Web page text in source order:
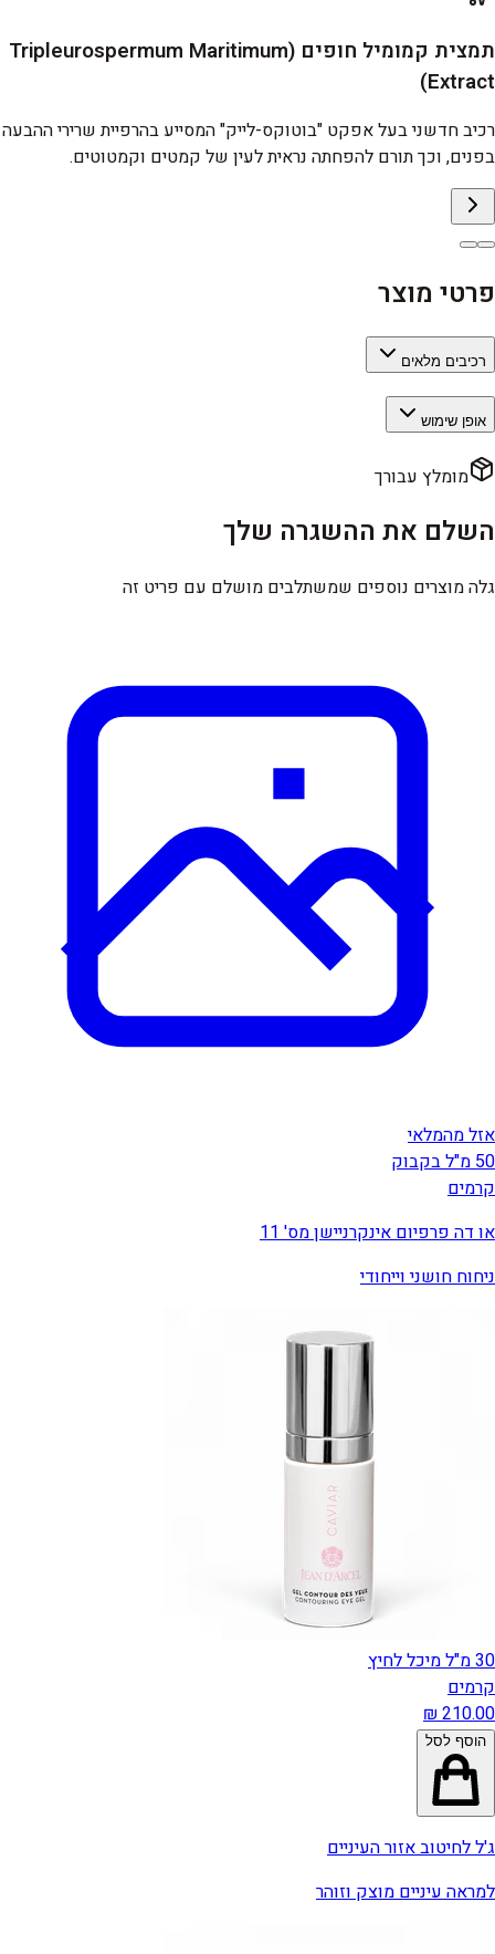
תמצית קמומיל חופים (Tripleurospermum Maritimum
Extract)
רכיב חדשני בעל אפקט "בוטוקס-לייק" המסייע בהרפיית שרירי ההבעה
בפנים, וכך תורם להפחתה נראית לעין של קמטים וקמטוטים.
פרטי מוצר
רכיבים מלאים
אופן שימוש
מומלץ עבורך
השלם את ההשגרה שלך
גלה מוצרים נוספים שמשתלבים מושלם עם פריט זה
אזל מהמלאי
50 מ"ל בקבוק
קרמים
או דה פרפיום אינקרניישן מס' 11
ניחוח חושני וייחודי
30 מ"ל מיכל לחיץ
קרמים
הוסף לסל
ג'ל לחיטוב אזור העיניים
למראה עיניים מוצק וזוהר